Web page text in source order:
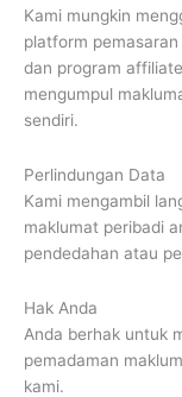
Kami mungkin
platform
dan program
mengumpul
sendiri.
Perlindungan Data
Kami mengambil
maklumat peribadi
pendedahan atau
Hak Anda
Anda berhak untuk
pemadaman
kami.